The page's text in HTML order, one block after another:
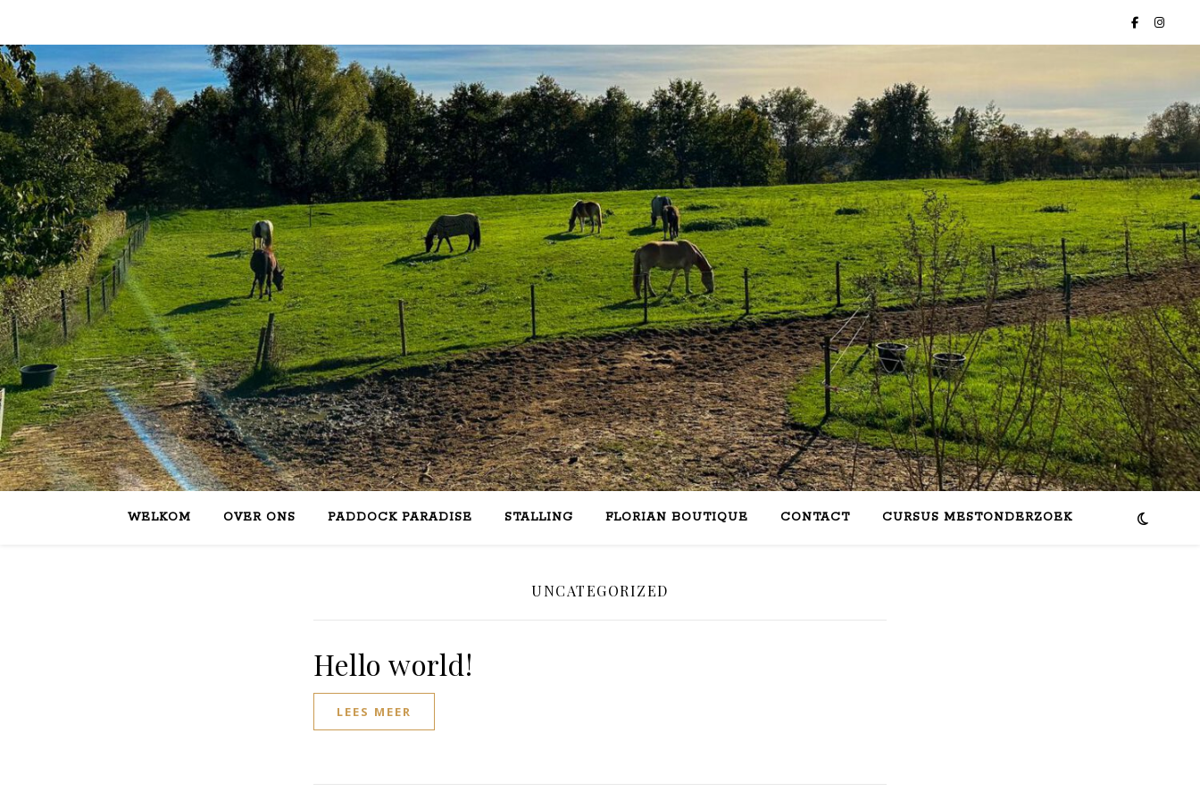
WELKOM OVER ONS PADDOCK PARADISE STALLING FLORIAN BOUTIQUE CONTACT CURSUS MESTONDERZOEK
UNCATEGORIZED
Hello world!
LEES MEER